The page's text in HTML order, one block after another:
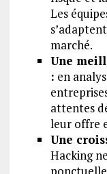
Les
marché.
Une
: en
attentes
leur offre
Une
Hacking